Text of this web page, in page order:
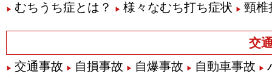
むちうち症とは？
様々なむち打ち症状 頸椎
交
交通事故
自損事故 自爆事故 自動車事故